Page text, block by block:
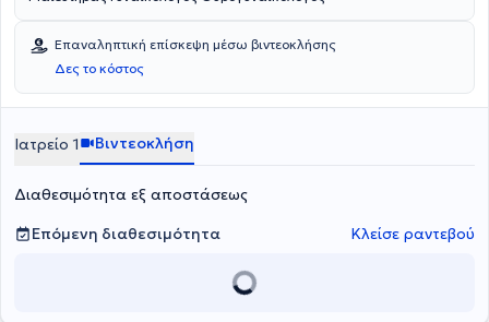
Επαναληπτική επίσκεψη μέσω βιντεοκλήσης
Δες το κόστος
Ιατρείο 1 Βιντεοκλήση
Διαθεσιμότητα εξ αποστάσεως
Επόμενη διαθεσιμότητα
Κλείσε ραντεβού